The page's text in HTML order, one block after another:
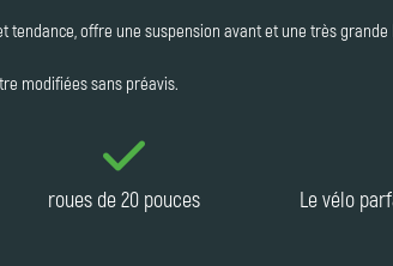
tendance, offre une suspension avant et une très
modifiées sans préavis.
roues de 20 pouces
Le vélo